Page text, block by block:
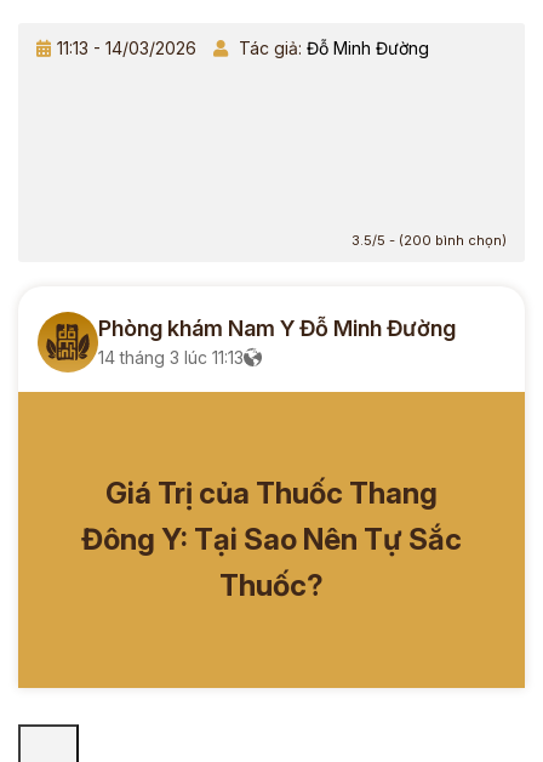
11:13 - 14/03/2026 Tác giả: Đỗ Minh Đường
3.5/5 - (200 bình chọn)
Phòng khám Nam Y Đỗ Minh Đường
14 tháng 3 lúc 11:13
Giá Trị của Thuốc Thang
Đông Y: Tại Sao Nên Tự Sắc
Thuốc?